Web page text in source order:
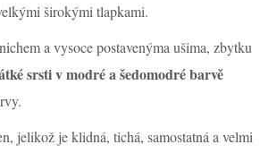
širokými tlapkami.
a vysoce postavenýma ušima, zbytku
srsti v modré a šedomodré barvě
jelikož je klidná, tichá, samostatná a velmi